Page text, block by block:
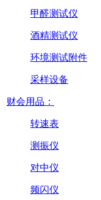
甲醛测试仪
酒精测试仪
环境测试附件
采样设备
财会用品：
转速表
测振仪
对中仪
频闪仪